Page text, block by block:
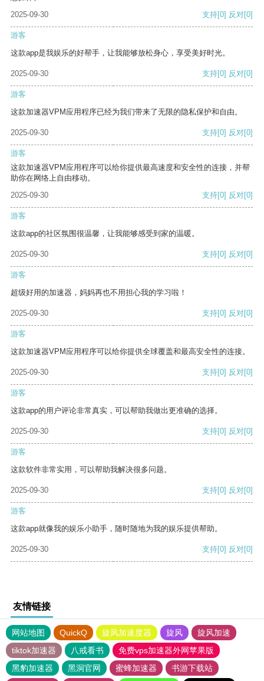
2025-09-30
支持[0] 反对[0]
游客
这款app是我娱乐的好帮手，让我能够放松身心，享受美好时光。
2025-09-30 支持[0] 反对[0]
游客
这款加速器VPM应用程序已经为我们带来了无限的隐私保护和自由。
2025-09-30 支持[0] 反对[0]
游客
这款加速器VPM应用程序可以给你提供最高速度和安全性的连接，并帮
助你在网络上自由移动。
2025-09-30
支持[0] 反对[0]
游客
这款app的社区氛围很温馨，让我能够感受到家的温暖。
2025-09-30 支持[0] 反对[0]
游客
超级好用的加速器，妈妈再也不用担心我的学习啦！
2025-09-30 支持[0] 反对[0]
游客
这款加速器VPM应用程序可以给你提供全球覆盖和最高安全性的连接。
2025-09-30 支持[0] 反对[0]
游客
这款app的用户评论非常真实，可以帮助我做出更准确的选择。
2025-09-30 支持[0] 反对[0]
游客
这款软件非常实用，可以帮助我解决很多问题。
2025-09-30 支持[0] 反对[0]
游客
这款app就像我的娱乐小助手，随时随地为我的娱乐提供帮助。
2025-09-30 支持[0] 反对[0]
友情链接
网站地图 QuickQ 旋风加速度器 旋风
旋风加速
tiktok加速器
八戒看书
免费vps加速器外网苹果版
黑豹加速器
黑洞官网 蜜蜂加速器 书游下载站